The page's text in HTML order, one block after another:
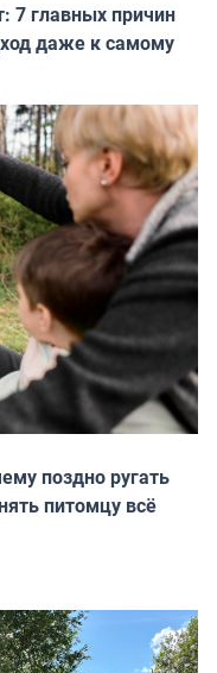
7 главных причин
даже к самому
поздно ругать
питомцу всё